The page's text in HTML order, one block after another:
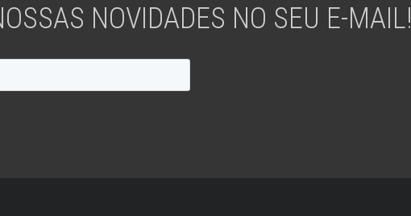
NOVIDADES NO SEU E-MAIL!